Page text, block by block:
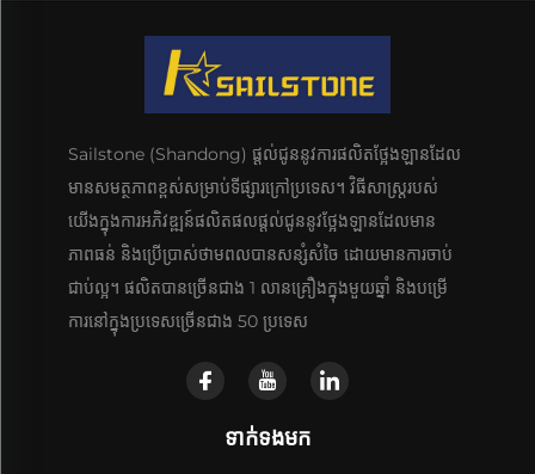
Sailstone (Shandong) ផ្តល់ជូននូវការផលិតថ្អែងឡានដែល
មានសមត្ថភាពខ្ពស់សម្រាប់ទីផ្សារក្រៅប្រទេស។ វិធីសាស្រ្តរបស់
យើងក្នុងការអភិវឌ្ឍន៍ផលិតផលផ្តល់ជូននូវថ្អែងឡានដែលមាន
ភាពធន់ និងប្រើប្រាស់ថាមពលបានសន្សំសំចៃ ដោយមានការចាប់
ជាប់ល្អ។ ផលិតបានច្រើនជាង 1 លានគ្រឿងក្នុងមួយឆ្នាំ និងបម្រើ
ការនៅក្នុងប្រទេសច្រើនជាង 50 ប្រទេស
ទាក់ទងមក